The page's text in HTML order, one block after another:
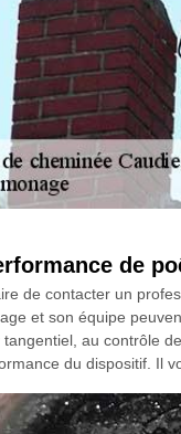
de
de contacter un
et son équipe
au contrôle
du dispositif. Il